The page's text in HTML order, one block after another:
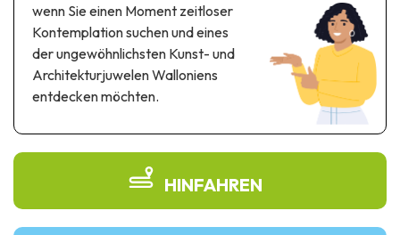
Industrie- & Technikerbe
Regionalprodukte
Gedächtnistourismus
UNESCO erbe
wenn Sie einen Moment zeitloser
Kontemplation suchen und eines
der ungewöhnlichsten Kunst- und
Architekturjuwelen Walloniens
entdecken möchten.
HINFAHREN